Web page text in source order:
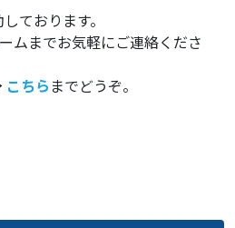
ております。
ムまでお気軽にご連絡くださ
こちら までどうぞ。